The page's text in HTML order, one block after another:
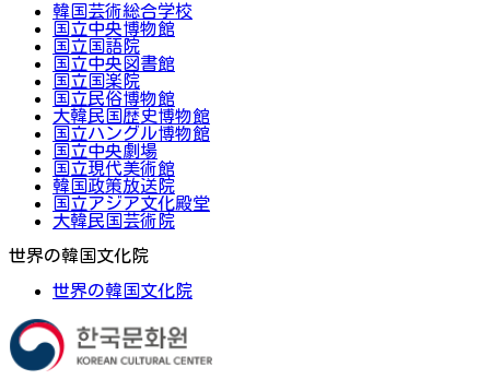
韓国芸術総合学校
国立中央博物館
国立国語院
国立中央図書館
国立国楽院
国立民俗博物館
大韓民国歴史博物館
国立ハングル博物館
国立中央劇場
国立現代美術館
韓国政策放送院
国立アジア文化殿堂
大韓民国芸術院
世界の韓国文化院
世界の韓国文化院